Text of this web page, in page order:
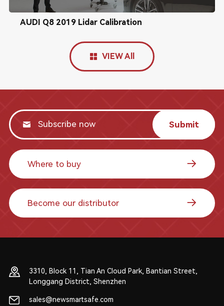
AUDI Q8 2019 Lidar Calibration
VIEW All
Submit
Where to buy
Become our distributor
3310, Block 11, Tian An Cloud Park, Bantian Street,
Longgang District, Shenzhen
sales@newsmartsafe.com